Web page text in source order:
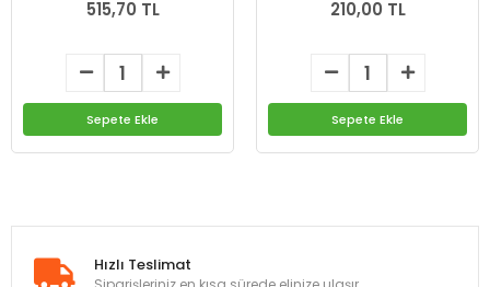
515,70 TL
Sepete Ekle
210,00 TL
Sepete Ekle
Hızlı Teslimat